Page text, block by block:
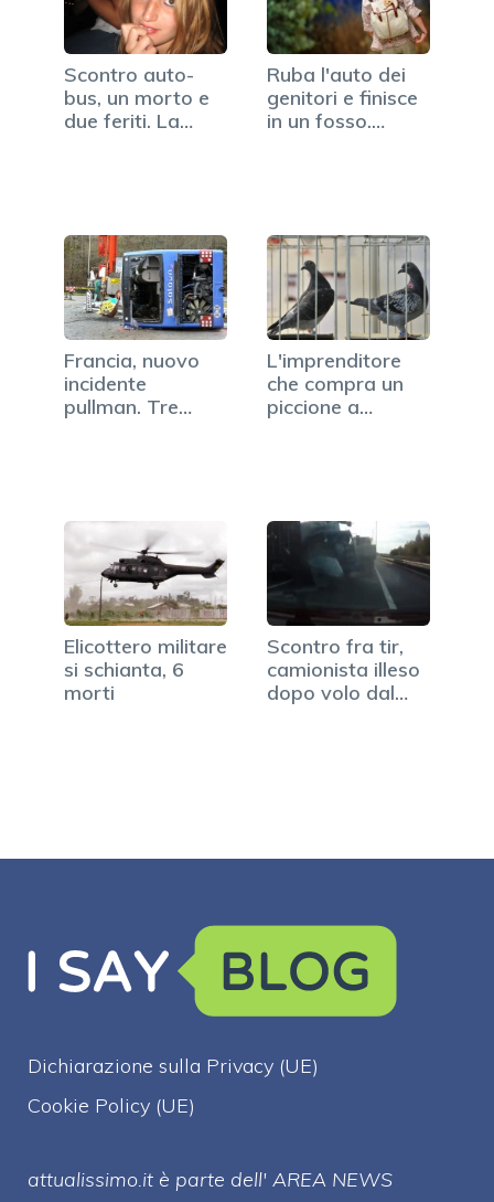
Scontro auto-
bus, un morto e
due feriti. La
Ruba l'auto dei
genitori e finisce
in un fosso.…
Francia, nuovo
incidente
pullman. Tre
L'imprenditore
che compra un
piccione a
Elicottero militare
si schianta, 6
morti
Scontro fra tir,
camionista illeso
dopo volo dal
Dichiarazione sulla Privacy (UE)
Cookie Policy (UE)
attualissimo.it è parte dell' AREA NEWS